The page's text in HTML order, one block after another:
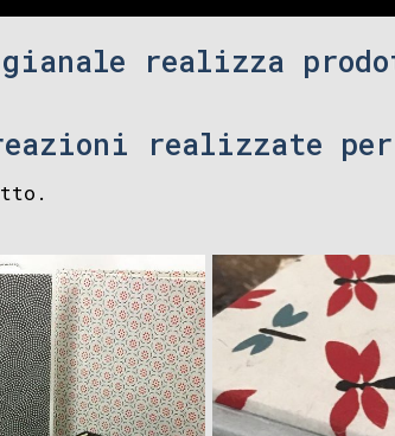
realizza
realizzate